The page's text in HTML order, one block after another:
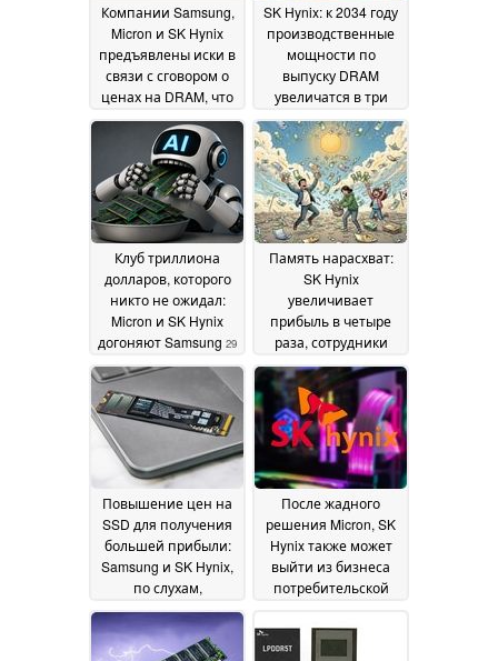
Компании Samsung,
Micron и SK Hynix
предъявлены иски в
связи с сговором о
ценах на DRAM, что
привело к
«RAMpocalypse» на
фоне резкого роста
цен на память03 July
2026
SK Hynix: к 2034 году
производственные
мощности по
выпуску DRAM
увеличатся в три
раза, дефицит
памяти сохраняется
14 June 2026
Клуб триллиона
долларов, которого
никто не ожидал:
Micron и SK Hynix
догоняют Samsung 29
May 2026
Память нарасхват:
SK Hynix
увеличивает
прибыль в четыре
раза, сотрудники
получают огромные
бонусы 24 April 2026
Повышение цен на
SSD для получения
большей прибыли:
Samsung и SK Hynix,
по слухам,
сокращают
производство NAND
21 January 2026
После жадного
решения Micron, SK
Hynix также может
выйти из бизнеса
потребительской
January 2026